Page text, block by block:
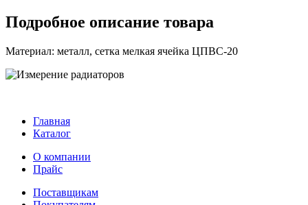
Подробное описание товара
Материал: металл, сетка мелкая ячейка ЦПВС-20
Главная
Каталог
О компании
Прайс
Поставщикам